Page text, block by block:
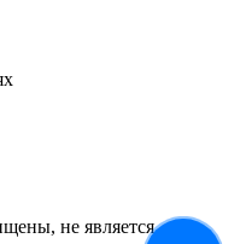
не является